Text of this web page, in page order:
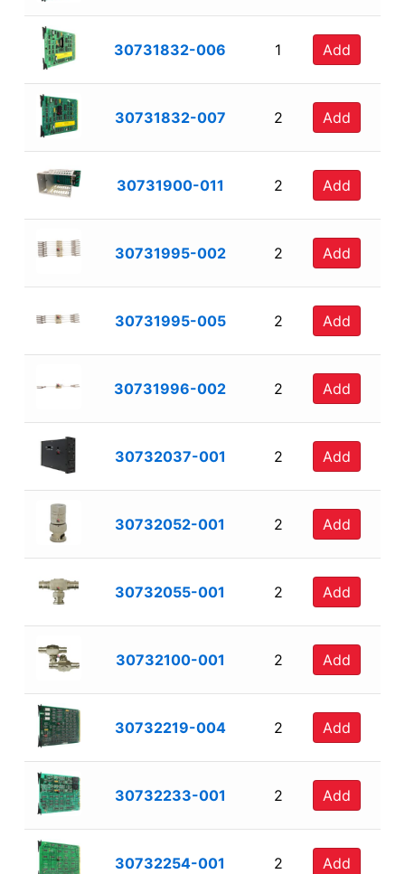
30731832-006 1 Add
30731832-007 2 Add
30731900-011 2 Add
30731995-002 2 Add
30731995-005 2 Add
30731996-002 2 Add
30732037-001 2 Add
30732052-001 2 Add
30732055-001 2 Add
30732100-001 2 Add
30732219-004 2 Add
30732233-001 2 Add
30732254-001 2 Add